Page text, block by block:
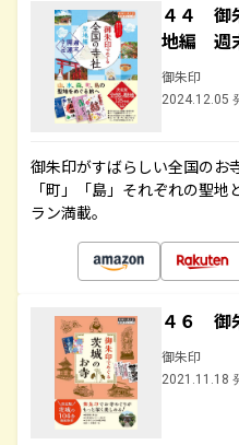
４４ 御
地編 週
御朱印
2024.12.05
御朱印がすばらしい全国のお
「町」「島」それぞれの聖
ラン満載。
４６ 御
御朱印
2021.11.18